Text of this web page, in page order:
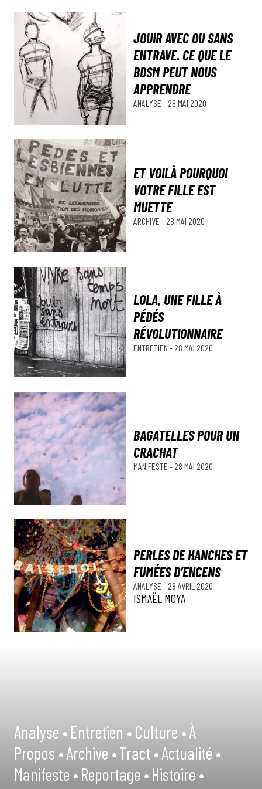
JOUIR AVEC OU SANS
ENTRAVE. CE QUE LE
BDSM PEUT NOUS
APPRENDRE
ANALYSE - 28 MAI 2020
ET VOILÀ POURQUOI
VOTRE FILLE EST
MUETTE
ARCHIVE - 28 MAI 2020
LOLA, UNE FILLE À
PÉDÉS
RÉVOLUTIONNAIRE
ENTRETIEN - 28 MAI 2020
BAGATELLES POUR UN
CRACHAT
MANIFESTE - 28 MAI 2020
PERLES DE HANCHES ET
FUMÉES D’ENCENS
ANALYSE - 28 AVRIL 2020
ISMAËL MOYA
Analyse •Entretien •Culture •À
Propos •Archive •Tract •Actualité •
Manifeste •Reportage •Histoire •